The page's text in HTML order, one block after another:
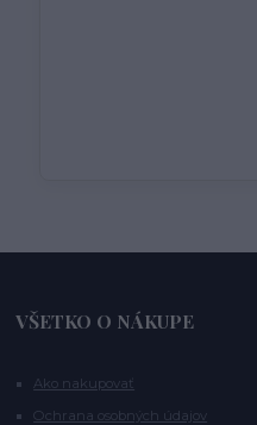
VŠETKO O NÁKUPE
Ako nakupovať
Ochrana osobných údajov